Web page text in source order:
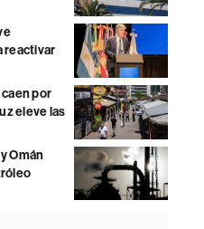
reactivar
por
eleve las
Omán